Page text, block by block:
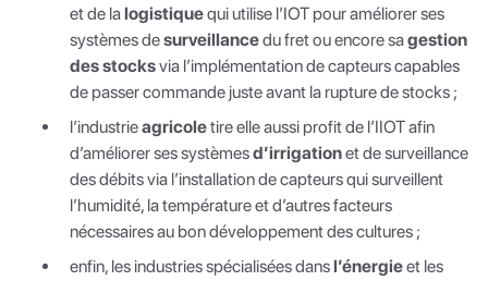
et de lalogistiquequi utilise l’IOT pour améliorer ses
systèmes desurveillancedu fret ou encore sagestion
des stocksvia l’implémentation de capteurs capables
de passer commande juste avant la rupture de stocks ;
l’industrieagricoletire elle aussi profit de l’IIOT afin
d’améliorer ses systèmesd’irrigationet de surveillance
des débits via l’installation de capteurs qui surveillent
l’humidité, la température et d’autres facteurs
nécessaires au bon développement des cultures ;
enfin, les industries spécialisées dansl’énergieet les